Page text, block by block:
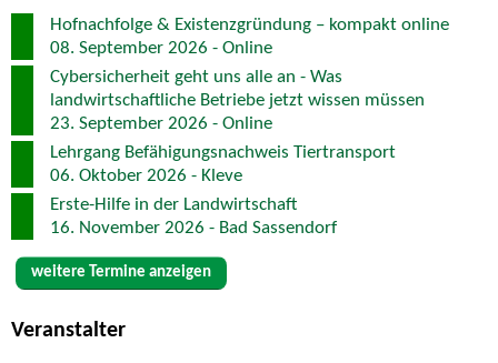
Hofnachfolge & Existenzgründung – kompakt online
08. September 2026 - Online
Cybersicherheit geht uns alle an - Was
landwirtschaftliche Betriebe jetzt wissen müssen
23. September 2026 - Online
Lehrgang Befähigungsnachweis Tiertransport
06. Oktober 2026 - Kleve
Erste-Hilfe in der Landwirtschaft
16. November 2026 - Bad Sassendorf
weitere Termine anzeigen
Veranstalter